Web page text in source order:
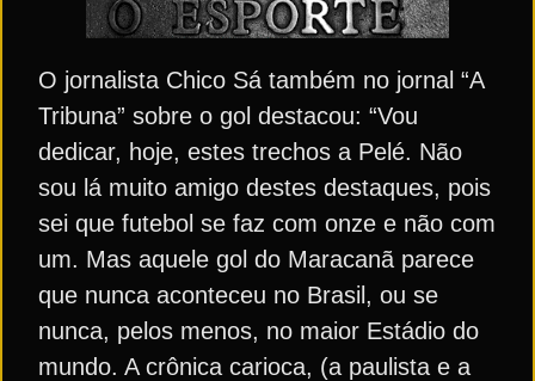
O jornalista Chico Sá também no jornal “A
Tribuna” sobre o gol destacou: “Vou
dedicar, hoje, estes trechos a Pelé. Não
sou lá muito amigo destes destaques, pois
sei que futebol se faz com onze e não com
um. Mas aquele gol do Maracanã parece
que nunca aconteceu no Brasil, ou se
nunca, pelos menos, no maior Estádio do
mundo. A crônica carioca, (a paulista e a